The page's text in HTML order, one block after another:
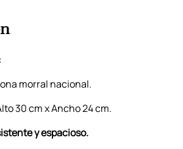
morral nacional.
30 cm x Ancho 24 cm.
y espacioso.